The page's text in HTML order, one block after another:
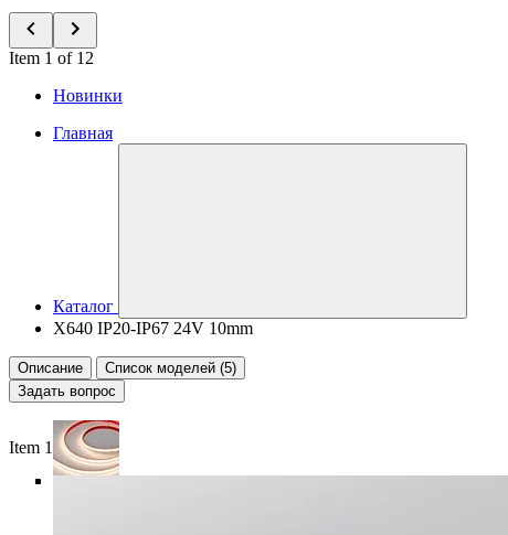
Item 1 of 12
Новинки
Главная
Каталог
X640 IP20-IP67 24V 10mm
Описание
Список моделей (5)
Задать вопрос
Item 1 of 6